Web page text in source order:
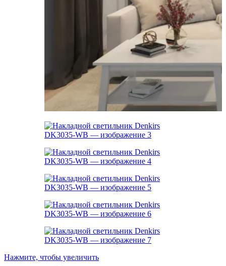
Нажмите, чтобы увеличить